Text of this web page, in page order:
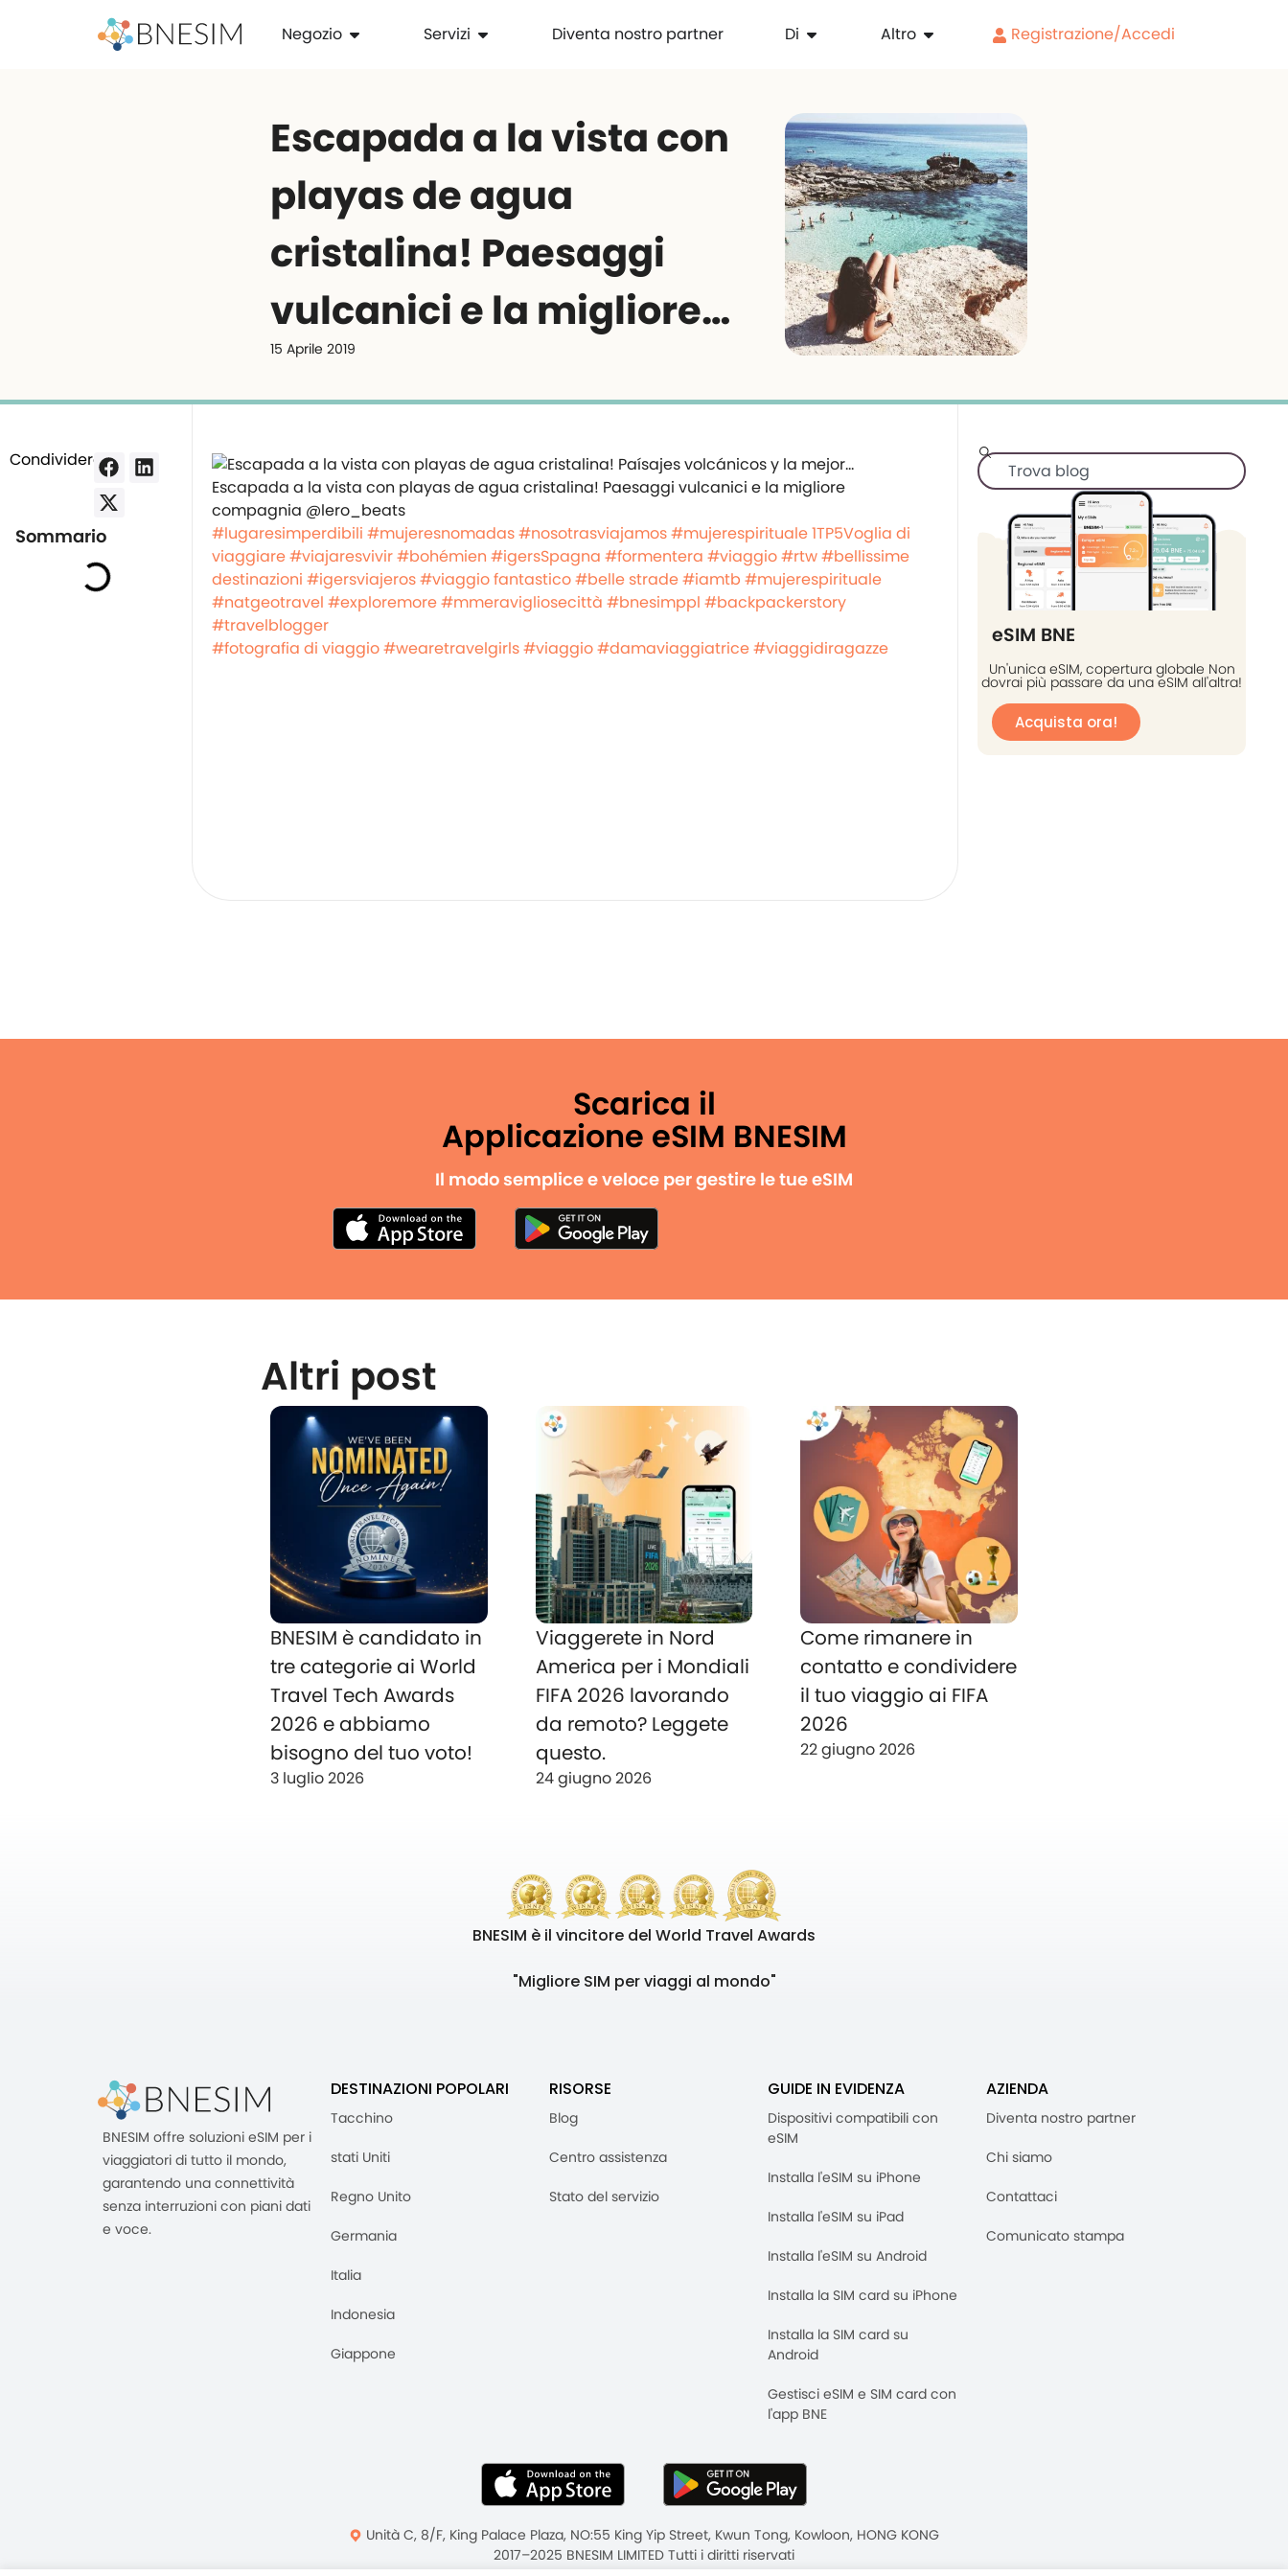
Negozio Servizi Diventa nostro partner Di Altro Registrazione/Accedi
Escapada a la vista con
playas de agua
cristalina! Paesaggi
vulcanici e la migliore…
15 Aprile 2019
Condividere:
Sommario
Escapada a la vista con playas de agua cristalina! Paesaggi vulcanici e la migliore
compagnia @lero_beats
#lugaresimperdibili #mujeresnomadas#nosotrasviajamos#mujerespirituale1TP5Voglia di
viaggiare#viajaresvivir#bohémien #igersSpagna #formentera #viaggio#rtw#bellissime
destinazioni #igersviajeros#viaggio fantastico#belle strade#iamtb #mujerespirituale
#natgeotravel #exploremore#mmeravigliosecittà #bnesimppl #backpackerstory
#travelblogger
#fotografia di viaggio#wearetravelgirls#viaggio#damaviaggiatrice#viaggidiragazze
eSIM BNE
Un'unica eSIM, copertura globale Non
dovrai più passare da una eSIM all'altra!
Acquista ora!
Scarica il
Applicazione eSIM BNESIM
Il modo semplice e veloce per gestire le tue eSIM
Altri post
BNESIM è candidato in
tre categorie ai World
Travel Tech Awards
2026 e abbiamo
bisogno del tuo voto!
3 luglio 2026
Viaggerete in Nord
America per i Mondiali
FIFA 2026 lavorando
da remoto? Leggete
questo.
24 giugno 2026
Come rimanere in
contatto e condividere
il tuo viaggio ai FIFA
2026
22 giugno 2026
BNESIM è il vincitore del World Travel Awards
"Migliore SIM per viaggi al mondo"
BNESIM offre soluzioni eSIM per i
viaggiatori di tutto il mondo,
garantendo una connettività
senza interruzioni con piani dati
e voce.
DESTINAZIONI POPOLARI
Tacchino
stati Uniti
Regno Unito
Germania
Italia
Indonesia
Giappone
RISORSE
Blog
Centro assistenza
Stato del servizio
GUIDE IN EVIDENZA
Dispositivi compatibili con
eSIM
Installa l'eSIM su iPhone
Installa l'eSIM su iPad
Installa l'eSIM su Android
Installa la SIM card su iPhone
Installa la SIM card su
Android
Gestisci eSIM e SIM card con
l'app BNE
AZIENDA
Diventa nostro partner
Chi siamo
Contattaci
Comunicato stampa
Unità C, 8/F, King Palace Plaza, NO:55 King Yip Street, Kwun Tong, Kowloon, HONG KONG
2017–2025 BNESIM LIMITED Tutti i diritti riservati